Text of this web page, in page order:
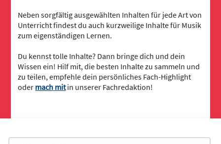
Neben sorgfältig ausgewählten Inhalten für jede Art von
Unterricht findest du auch kurzweilige Inhalte für Musik
zum eigenständigen Lernen.
Du kennst tolle Inhalte? Dann bringe dich und dein
Wissen ein! Hilf mit, die besten Inhalte zu sammeln und
zu teilen, empfehle dein persönliches Fach-Highlight
oder mach mitin unserer Fachredaktion!